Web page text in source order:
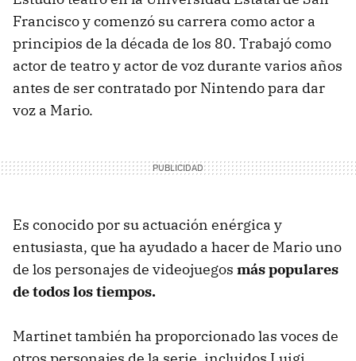
Francisco y comenzó su carrera como actor a
principios de la década de los 80. Trabajó como
actor de teatro y actor de voz durante varios años
antes de ser contratado por Nintendo para dar
voz a Mario.
Es conocido por su actuación enérgica y
entusiasta, que ha ayudado a hacer de Mario uno
de los personajes de videojuegos más populares
de todos los tiempos.
Martinet también ha proporcionado las voces de